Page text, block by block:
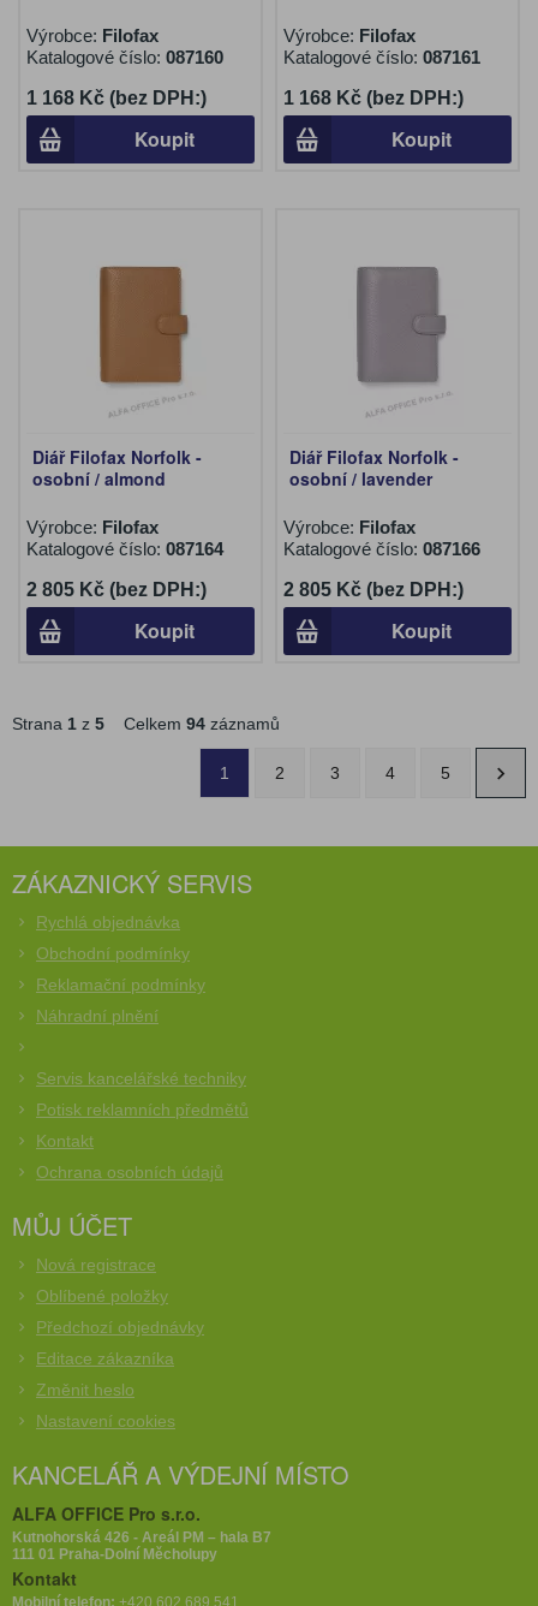
Výrobce: Filofax
Katalogové číslo: 087160
1 168 Kč (bez DPH:)
Koupit
Výrobce: Filofax
Katalogové číslo: 087161
1 168 Kč (bez DPH:)
Koupit
Diář Filofax Norfolk -
osobní / almond
Výrobce: Filofax
Katalogové číslo: 087164
2 805 Kč (bez DPH:)
Koupit
Diář Filofax Norfolk -
osobní / lavender
Výrobce: Filofax
Katalogové číslo: 087166
2 805 Kč (bez DPH:)
Koupit
Strana 1 z 5 Celkem 94 záznamů
1 2 3 4 5
ZÁKAZNICKÝ SERVIS
Rychlá objednávka
Obchodní podmínky
Reklamační podmínky
Náhradní plnění
Servis kancelářské techniky
Potisk reklamních předmětů
Kontakt
Ochrana osobních údajů
MŮJ ÚČET
Nová registrace
Oblíbené položky
Předchozí objednávky
Editace zákazníka
Změnit heslo
Nastavení cookies
KANCELÁŘ A VÝDEJNÍ MÍSTO
ALFA OFFICE Pro s.r.o.
Kutnohorská 426 - Areál PM – hala B7
111 01 Praha-Dolní Měcholupy
Kontakt
Mobilní telefon: +420 602 689 541